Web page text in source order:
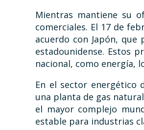
Mientras mantiene su
comerciales. El 17 de
acuerdo con Japón, que
estadounidense. Estos
nacional, como energía,
En el sector energético
una planta de gas
el mayor complejo
estable para industrias